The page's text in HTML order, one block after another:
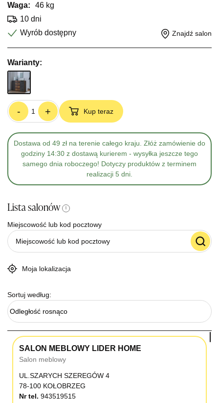
Waga:
46 kg
10 dni
Wyrób dostępny
Znajdź salon
Warianty:
- + Kup teraz
Dostawa od 49 zł na terenie całego kraju. Złóż zamówienie do
godziny 14:30 z dostawą kurierem - wysyłka jeszcze tego
samego dnia roboczego! Dotyczy produktów z terminem
realizacji 5 dni.
Lista salonów i
Miejscowość lub kod pocztowy
Moja lokalizacja
Sortuj według:
Odległość rosnąco
SALON MEBLOWY LIDER HOME
Salon meblowy
UL.SZARYCH SZEREGÓW 4
78-100 KOŁOBRZEG
Nr tel. 943519515